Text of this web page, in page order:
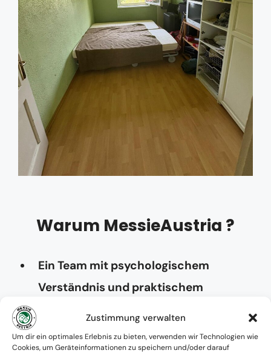
Zustimmung verwalten
Um dir ein optimales Erlebnis zu bieten, verwenden wir Technologien wie
Cookies, um Geräteinformationen zu speichern und/oder darauf
Warum MessieAustria ?
Ein Team mit psychologischem
Verständnis und praktischem
Verfügbarkeit: Österreichweit